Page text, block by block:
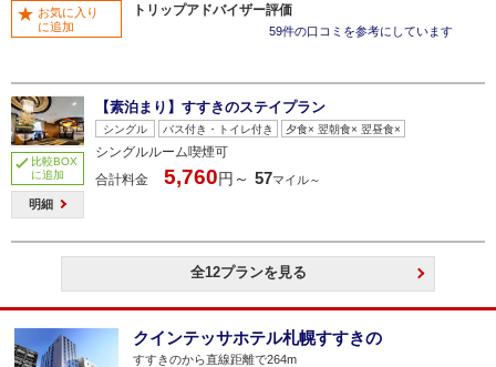
トリップアドバイザー評価
59件の口コミを参考にしています
お気に入り
に追加
比較BOX
に追加
明細
【素泊まり】すすきのステイプラン
シングル バス付き・トイレ付き 夕食× 翌朝食× 翌昼食×
シングルルーム喫煙可
合計料金
5,760円～ 57マイル～
全12プランを見る
クインテッサホテル札幌すすきの
すすきのから直線距離で264m